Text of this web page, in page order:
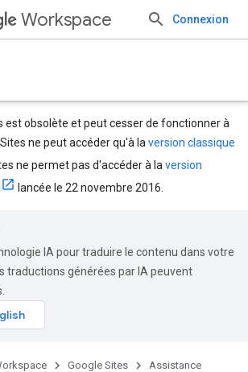
Workspace Connexion
est obsolète et peut cesser de fonctionner à
ne peut accéder qu'à la version classique
ne permet pas d'accéder à la version
lancée le 22 novembre 2016.
IA pour traduire le contenu dans votre
traductions générées par IA peuvent
Google Sites Assistance